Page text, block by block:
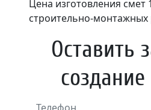
Цена изготовления смет
строительно-монтажных
Оставить